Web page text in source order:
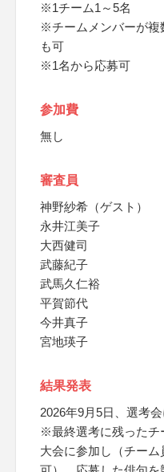
※1チーム1～5名
※チームメンバーが複
も可
※1名から応募可
参加費
無し
審査員
神野紗希（ゲスト）
永井江美子
大西健司
武藤紀子
武馬久仁裕
平賀節代
今井真子
宮地瑛子
結果発表
2026年9月5日、選考会
※最終選考に残ったチ
大会に参加し（チー